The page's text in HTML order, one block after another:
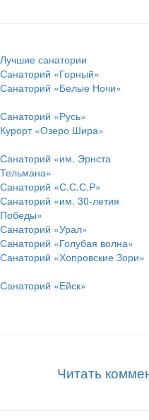
Лучшие санатории
Санаторий «Горный»
Санаторий «Белые Ночи»
Санаторий «Русь»
Курорт «Озеро Шира»
Санаторий «им. Эрнста
Тельмана»
Санаторий «С.С.С.Р»
Санаторий «им. 30-летия
Победы»
Санаторий «Урал»
Санаторий «Голубая волна»
Санаторий «Хопровские Зори»
Санаторий «Ейск»
Читать